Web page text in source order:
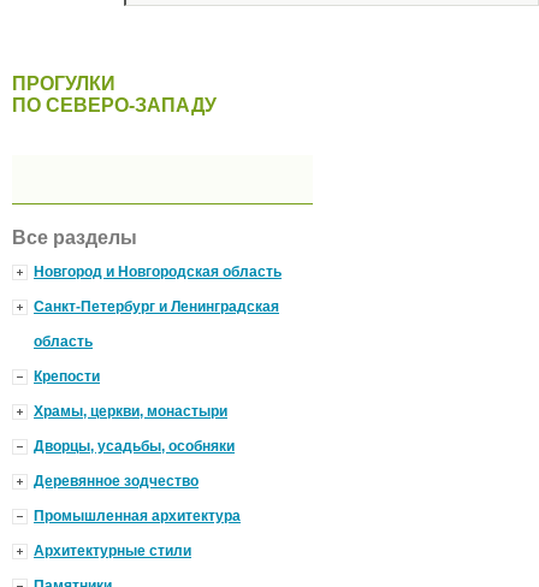
ПРОГУЛКИ
ПО СЕВЕРО-ЗАПАДУ
Все разделы
Новгород и Новгородская область
Санкт-Петербург и Ленинградская
область
Крепости
Храмы, церкви, монастыри
Дворцы, усадьбы, особняки
Деревянное зодчество
Промышленная архитектура
Архитектурные стили